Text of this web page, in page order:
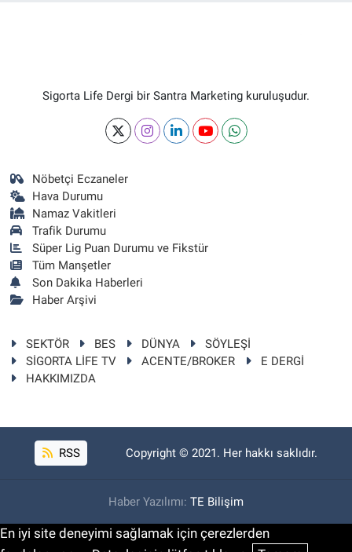
Sigorta Life Dergi bir Santra Marketing kuruluşudur.
Nöbetçi Eczaneler
Hava Durumu
Namaz Vakitleri
Trafik Durumu
Süper Lig Puan Durumu ve Fikstür
Tüm Manşetler
Son Dakika Haberleri
Haber Arşivi
SEKTÖR BES DÜNYA
SÖYLEŞİ
SİGORTA LİFE TV
ACENTE/BROKER
E DERGİ
HAKKIMIZDA
RSS Copyright © 2021. Her hakkı saklıdır.
Haber Yazılımı: TE Bilişim
En iyi site deneyimi sağlamak için çerezlerden